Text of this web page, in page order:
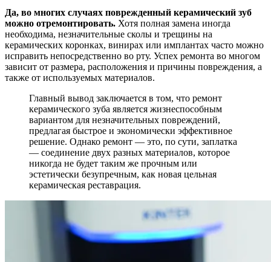
Да, во многих случаях поврежденный керамический зуб
можно отремонтировать. Хотя полная замена иногда
необходима, незначительные сколы и трещины на
керамических коронках, винирах или имплантах часто можно
исправить непосредственно во рту. Успех ремонта во многом
зависит от размера, расположения и причины повреждения, а
также от используемых материалов.
Главный вывод заключается в том, что ремонт
керамического зуба является жизнеспособным
вариантом для незначительных повреждений,
предлагая быстрое и экономически эффективное
решение. Однако ремонт — это, по сути, заплатка
— соединение двух разных материалов, которое
никогда не будет таким же прочным или
эстетически безупречным, как новая цельная
керамическая реставрация.